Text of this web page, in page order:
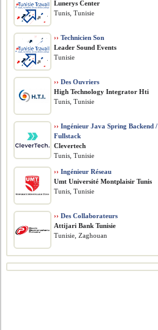
Lunerys Center
Tunis, Tunisie
›› Technicien Son
Leader Sound Events
Tunisie
›› Des Ouvriers
High Technology Integrator Hti
Tunis, Tunisie
›› Ingénieur Java Spring Backend /
Fullstack
Clevertech
Tunis, Tunisie
›› Ingénieur Réseau
Umt Université Montplaisir Tunis
Tunis, Tunisie
›› Des Collaborateurs
Attijari Bank Tunisie
Tunisie, Zaghouan